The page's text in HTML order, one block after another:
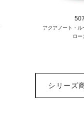
アクアノート・
ロー
シリーズ